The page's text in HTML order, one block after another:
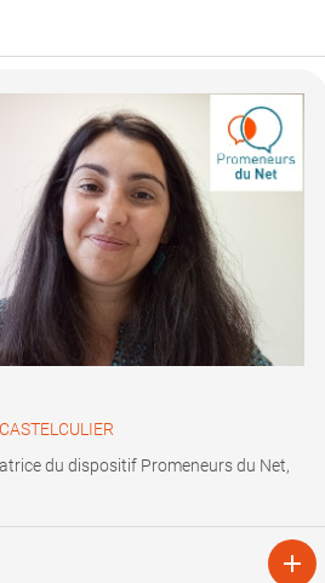
CASTELCULIER
du dispositif Promeneurs du Net,
